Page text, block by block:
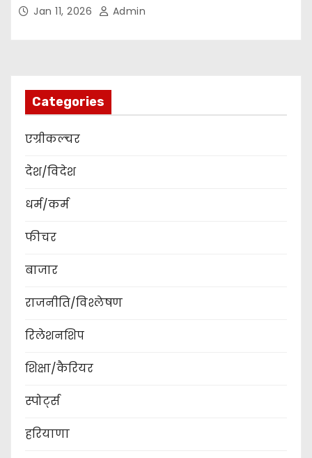
Jan 11, 2026 Admin
Categories
एग्रीकल्चर
देश/विदेश
धर्म/कर्म
फीचर
बाजार
राजनीति/विश्लेषण
रिलेशनशिप
शिक्षा/कैरियर
स्पोर्ट्स
हरियाणा